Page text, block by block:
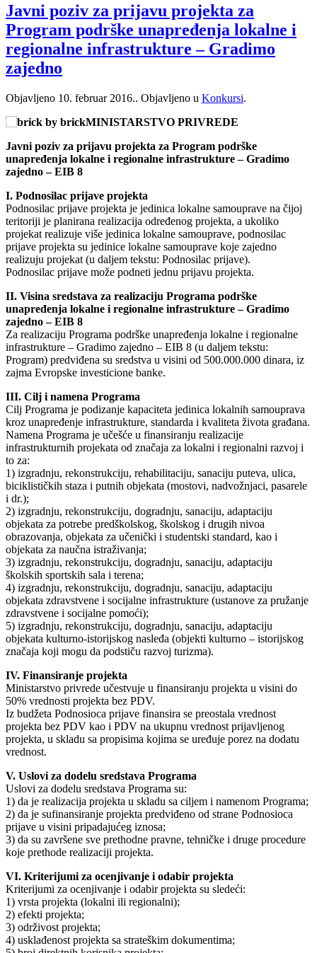
Javni poziv za prijavu projekta za
Program podrške unapređenja lokalne i
regionalne infrastrukture – Gradimo
zajedno
Objavljeno 10. februar 2016.. Objavljeno u Konkursi.
MINISTARSTVO PRIVREDE
Javni poziv za prijavu projekta za Program podrške
unapređenja lokalne i regionalne infrastrukture – Gradimo
zajedno – EIB 8
I. Podnosilac prijave projekta
Podnosilac prijave projekta je jedinica lokalne samouprave na čijoj
teritoriji je planirana realizacija određenog projekta, a ukoliko
projekat realizuje više jedinica lokalne samouprave, podnosilac
prijave projekta su jedinice lokalne samouprave koje zajedno
realizuju projekat (u daljem tekstu: Podnosilac prijave).
Podnosilac prijave može podneti jednu prijavu projekta.
II. Visina sredstava za realizaciju Programa podrške
unapređenja lokalne i regionalne infrastrukture – Gradimo
zajedno – EIB 8
Za realizaciju Programa podrške unapređenja lokalne i regionalne
infrastrukture – Gradimo zajedno – EIB 8 (u daljem tekstu:
Program) predviđena su sredstva u visini od 500.000.000 dinara, iz
zajma Evropske investicione banke.
III. Cilj i namena Programa
Cilj Programa je podizanje kapaciteta jedinica lokalnih samouprava
kroz unapređenje infrastrukture, standarda i kvaliteta života građana.
Namena Programa je učešće u finansiranju realizacije
infrastrukturnih projekata od značaja za lokalni i regionalni razvoj i
to za:
1) izgradnju, rekonstrukciju, rehabilitaciju, sanaciju puteva, ulica,
biciklističkih staza i putnih objekata (mostovi, nadvožnjaci, pasarele
i dr.);
2) izgradnju, rekonstrukciju, dogradnju, sanaciju, adaptaciju
objekata za potrebe predškolskog, školskog i drugih nivoa
obrazovanja, objekata za učenički i studentski standard, kao i
objekata za naučna istraživanja;
3) izgradnju, rekonstrukciju, dogradnju, sanaciju, adaptaciju
školskih sportskih sala i terena;
4) izgradnju, rekonstrukciju, dogradnju, sanaciju, adaptaciju
objekata zdravstvene i socijalne infrastrukture (ustanove za pružanje
zdravstvene i socijalne pomoći);
5) izgradnju, rekonstrukciju, dogradnju, sanaciju, adaptaciju
objekata kulturno-istorijskog nasleđa (objekti kulturno – istorijskog
značaja koji mogu da podstiču razvoj turizma).
IV. Finansiranje projekta
Ministarstvo privrede učestvuje u finansiranju projekta u visini do
50% vrednosti projekta bez PDV.
Iz budžeta Podnosioca prijave finansira se preostala vrednost
projekta bez PDV kao i PDV na ukupnu vrednost prijavljenog
projekta, u skladu sa propisima kojima se uređuje porez na dodatu
vrednost.
V. Uslovi za dodelu sredstava Programa
Uslovi za dodelu sredstava Programa su:
1) da je realizacija projekta u skladu sa ciljem i namenom Programa;
2) da je sufinansiranje projekta predviđeno od strane Podnosioca
prijave u visini pripadajućeg iznosa;
3) da su završene sve prethodne pravne, tehničke i druge procedure
koje prethode realizaciji projekta.
VI. Kriterijumi za ocenjivanje i odabir projekta
Kriterijumi za ocenjivanje i odabir projekta su sledeći:
1) vrsta projekta (lokalni ili regionalni);
2) efekti projekta;
3) održivost projekta;
4) usklađenost projekta sa strateškim dokumentima;